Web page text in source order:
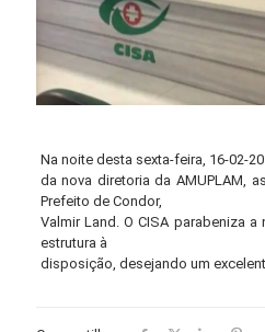
Na noite desta sexta-feira, 16-02-
da nova diretoria da AMUPLAM,
Prefeito de Condor,
Valmir Land. O CISA parabeniza
estrutura à
disposição, desejando um